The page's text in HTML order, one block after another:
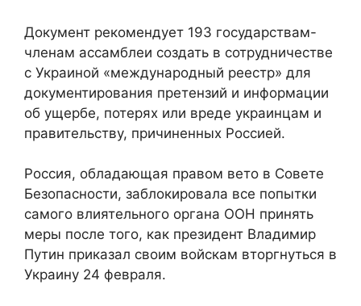
Документ рекомендует 193 государствам-
членам ассамблеи создать в сотрудничестве
с Украиной «международный реестр» для
документирования претензий и информации
об ущербе, потерях или вреде украинцам и
правительству, причиненных Россией.
Россия, обладающая правом вето в Совете
Безопасности, заблокировала все попытки
самого влиятельного органа ООН принять
меры после того, как президент Владимир
Путин приказал своим войскам вторгнуться в
Украину 24 февраля.